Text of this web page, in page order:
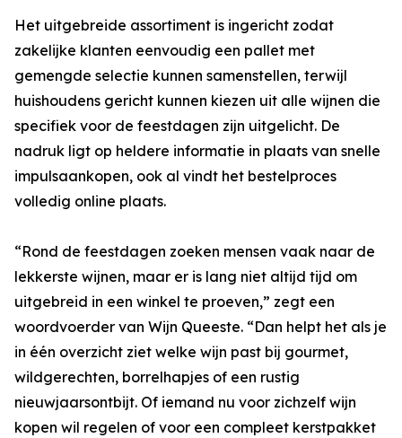
Het uitgebreide assortiment is ingericht zodat
zakelijke klanten eenvoudig een pallet met
gemengde selectie kunnen samenstellen, terwijl
huishoudens gericht kunnen kiezen uit alle wijnen die
specifiek voor de feestdagen zijn uitgelicht. De
nadruk ligt op heldere informatie in plaats van snelle
impulsaankopen, ook al vindt het bestelproces
volledig online plaats.
“Rond de feestdagen zoeken mensen vaak naar de
lekkerste wijnen, maar er is lang niet altijd tijd om
uitgebreid in een winkel te proeven,” zegt een
woordvoerder van Wijn Queeste. “Dan helpt het als je
in één overzicht ziet welke wijn past bij gourmet,
wildgerechten, borrelhapjes of een rustig
nieuwjaarsontbijt. Of iemand nu voor zichzelf wijn
kopen wil regelen of voor een compleet kerstpakket